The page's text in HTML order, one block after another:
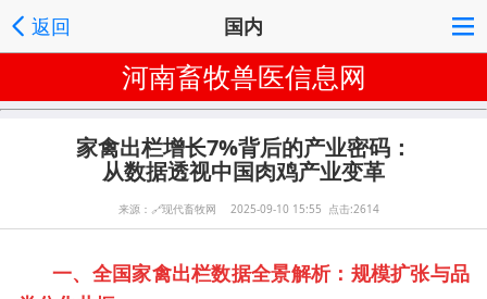
返回 国内
河南畜牧兽医信息网
家禽出栏增长7%背后的产业密码：
从数据透视中国肉鸡产业变革
来源： 🔗现代畜牧网 2025-09-10 15:55 点击:2614
一、全国家禽出栏数据全景解析：规模扩张与品